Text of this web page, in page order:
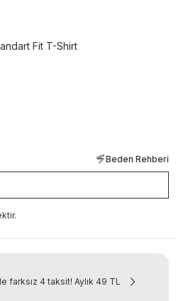
Fit T-Shirt
Beden Rehberi
farksız 4 taksit! Aylık 49 TL